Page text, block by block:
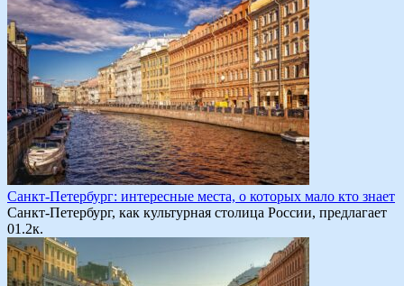
Санкт-Петербург: интересные места, о которых мало кто знает
Санкт-Петербург, как культурная столица России, предлагает
01.2к.